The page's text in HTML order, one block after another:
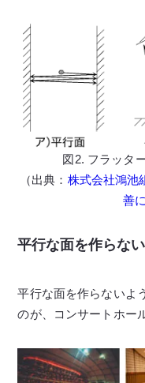
図2. フラッタ
（出典： 株式会社鴻
善
平行な面を作らな
平行な面を作らないよ
のが、コンサートホー